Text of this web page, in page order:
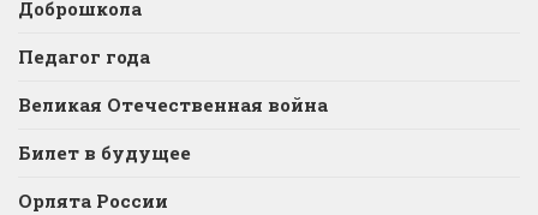
Доброшкола
Педагог года
Великая Отечественная война
Билет в будущее
Орлята России